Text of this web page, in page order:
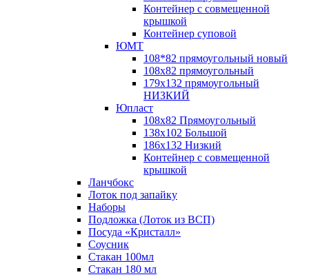
Контейнер с совмещенной
крышкой
Контейнер суповой
ЮМТ
108*82 прямоугольный новый
108х82 прямоугольный
179х132 прямоугольный
НИЗКИЙ
Юпласт
108х82 Прямоугольный
138х102 Большой
186х132 Низкий
Контейнер с совмещенной
крышкой
Ланчбокс
Лоток под запайку
Наборы
Подложка (Лоток из ВСП)
Посуда «Кристалл»
Соусник
Стакан 100мл
Стакан 180 мл